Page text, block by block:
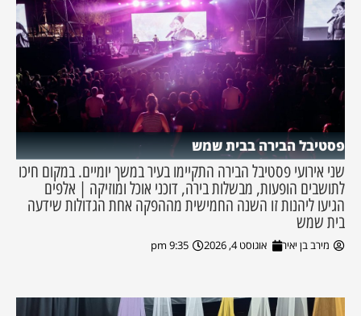
פסטיבל הבירה בבית שמש
שני אירועי פסטיבל הבירה התקיימו בעיר במשך יומיים. במקום חיכו
לתושבים הופעות, מבשלות בירה, דוכני אוכל ומוזיקה | אלפים
הגיעו ליהנות זו השנה החמישית מההפקה אחת הגדולות שידעה
בית שמש
מירב בן יאיר אוגוסט 4, 2026 9:35 pm